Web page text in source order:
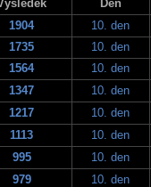
Den
1904
10. den
1735
10. den
1564
10. den
1347
10. den
1217
10. den
1113
10. den
995
10. den
979
10. den